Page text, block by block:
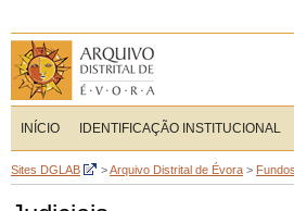
INÍCIO IDENTIFICAÇÃO INSTITUCIONAL
Sites DGLAB >Arquivo Distrital de Évora >